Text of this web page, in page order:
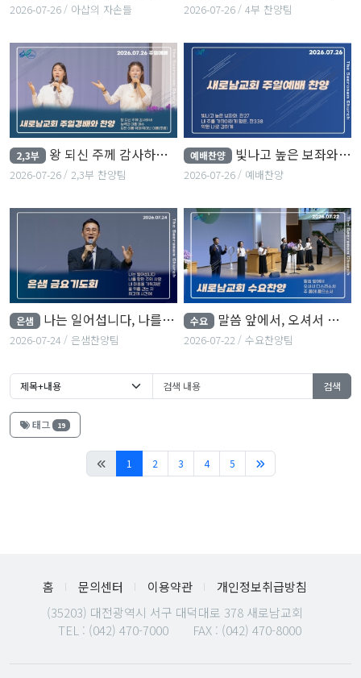
2026-07-26 아삽의 자손들 2026-07-26 4부 찬양팀
2,3부 왕 되신 주께 감사하세, 능력의 이름 예수, 모든 이름 위에 뛰어난 이름
2026-07-26 2,3부 찬양팀
예배찬양 빛나고 높은 보좌와, 내 주를 가까이하게 함은, 약한 나로 강하게
2026-07-26 예배찬양
은샘 나는 일어섭니다, 나를 향한 주의 사랑, 내 마음을 가득채운...
2026-07-24 은샘찬양팀
수요 말씀 앞에서, 오셔서 다스리소서, 주 품에 품으소서
2026-07-22 수요찬양팀
검색
태그 19
1 (current)
2 3 4 5
홈 문의센터 이용약관
개인정보취급방침
(35203) 대전광역시 서구 대덕대로 378 새로남교회
TEL : (042) 470-7000 FAX : (042) 470-8000